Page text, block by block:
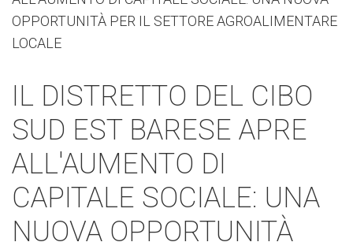
IL DISTRETTO DEL CIBO
SUD EST BARESE APRE
ALL'AUMENTO DI
CAPITALE SOCIALE: UNA
NUOVA OPPORTUNITÀ